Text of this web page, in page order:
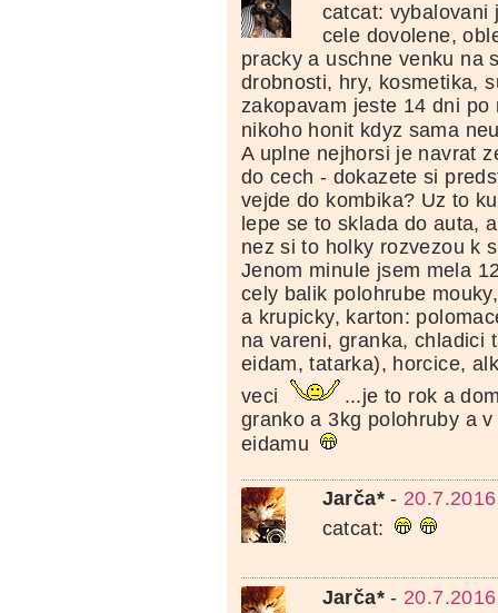
catcat: vybalovani
cele dovolene,
pracky a uschne venku na
drobnosti, hry, kosmetika,
zakopavam jeste 14 dni po
nikoho honit kdyz sama
A uplne nejhorsi je navrat
do cech - dokazete si
vejde do kombika? Uz to
lepe se to sklada do auta,
nez si to holky rozvezou k
Jenom minule jsem mela
cely balik polohrube
a krupicky, karton:
na vareni, granka, chladici
eidam, tatarka), horcice,
veci
...je to rok a
granko a 3kg polohruby a
eidamu
Jarča*-
catcat:
Jarča*-